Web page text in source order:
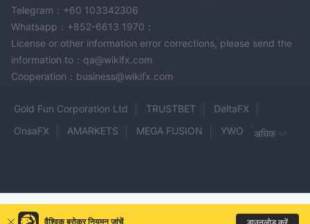
Telegram：+60 103342306
Whatsapp：+852-6613 1970；
License or other information error corrections, please send the
information to：qa@wikifx.com
Cooperation：business@wikifx.com
Gold Fun Corporation Ltd TRUSTBET
DeltaFX
OnsaFX
AMARKETS MEGA FUSION
YWO
APL Markets
MGF
EXCENT CAPITAL
Radar Brokers
STARFINTEX
अधिक
वैश्विक ब्रोकर नियमन जांचें डाउनलोड करें